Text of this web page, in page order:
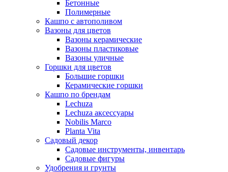
Бетонные
Полимерные
Кашпо с автополивом
Вазоны для цветов
Вазоны керамические
Вазоны пластиковые
Вазоны уличные
Горшки для цветов
Большие горшки
Керамические горшки
Кашпо по брендам
Lechuza
Lechuza аксессуары
Nobilis Marco
Planta Vita
Садовый декор
Садовые инструменты, инвентарь
Садовые фигуры
Удобрения и грунты